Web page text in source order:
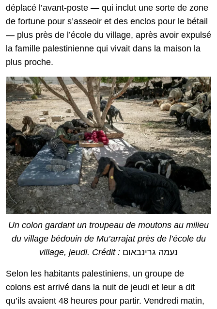
déplacé l’avant-poste — qui inclut une sorte de zone
de fortune pour s’asseoir et des enclos pour le bétail
— plus près de l’école du village, après avoir expulsé
la famille palestinienne qui vivait dans la maison la
plus proche.
Un colon gardant un troupeau de moutons au milieu
du village bédouin de Mu’arrajat près de l’école du
village, jeudi. Crédit : נעמה גרינבאום
Selon les habitants palestiniens, un groupe de
colons est arrivé dans la nuit de jeudi et leur a dit
qu’ils avaient 48 heures pour partir. Vendredi matin,